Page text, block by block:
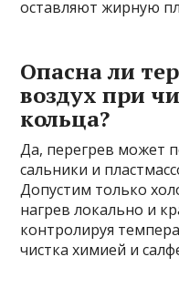
оставляют жирную
Опасна ли
воздух при
кольца?
Да, перегрев может
сальники и
Допустим только
нагрев локально и
контролируя
чистка химией и